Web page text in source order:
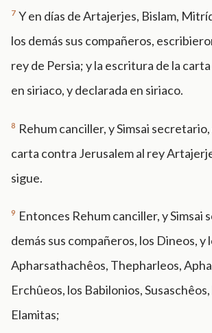
7 Y en días de Artajerjes, Bislam,
los demás sus compañeros,
rey de Persia; y la escritura de la
en siriaco, y declarada en siriaco.
8 Rehum canciller, y Simsai
carta contra Jerusalem al rey
sigue.
9 Entonces Rehum canciller, y Simsai
demás sus compañeros, los Dineos, y
Apharsathachêos, Thepharleos,
Erchûeos, los Babilonios,
Elamitas;